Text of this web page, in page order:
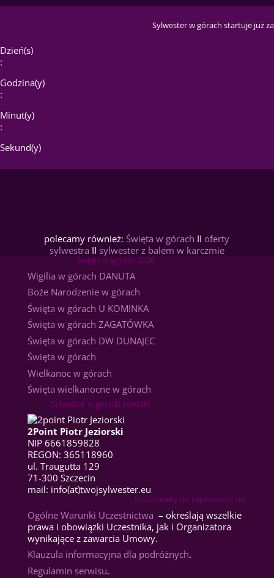
Sylwester w górach startuje już za
Dzień(s)
:
Godzina(y)
:
Minut(y)
:
Sekund(y)
polecamy również: Święta w górach II oferty
sylwestra II sylwester z balem w karczmie
Święta w górach 2026
Wigilia w górach DANUTA
Boże Narodzenie w górach
Święta w górach U KOMINKA
Święta w górach ZAGATÓWKA
Święta w górach DW DUNAJEC
Święta w górach
Wielkanoc w górach
Święta wielkanocne w górach
Sylwester w górach kontakt
2Point Piotr Jeziorski
NIP 6661859828
REGON: 365118960
ul. Traugutta 129
71-300 Szczecin
mail: info(at)twojsylwester.eu
Dokumenty do zapoznania się:
Ogólne Warunki Uczestnictwa – określają wszelkie
prawa i obowiązki Uczestnika, jak i Organizatora
wynikające z zawarcia Umowy.
Klauzula informacyjna dla podróżnych.
Regulamin serwisu.